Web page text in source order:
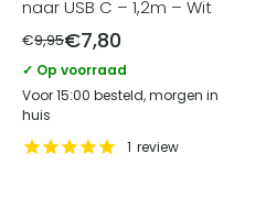
naar USB C – 1,2m – Wit
€9,95€7,80
✓ Op voorraad
Voor 15:00 besteld, morgen in
huis
1 review